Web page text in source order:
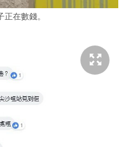
正在數錢。